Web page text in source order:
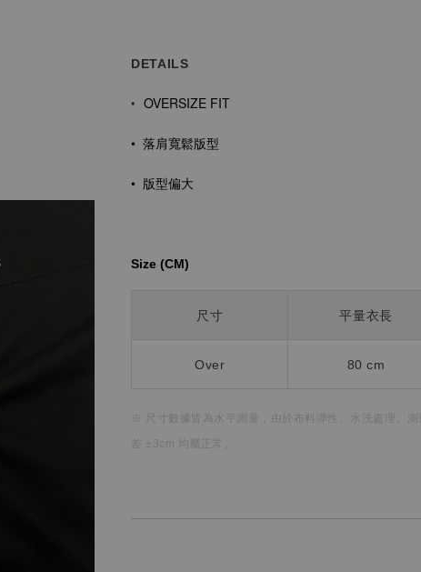
DETAILS
• OVERSIZE FIT
•落肩寬鬆版型
• 版型偏大
Size (CM)⁡⁡
尺寸 平量衣長
Over 80 cm
※ 尺寸數據皆為水平測量， 由於布料彈性、水洗處理、測
差 ±3cm 均屬正常。